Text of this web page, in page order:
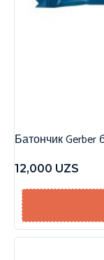
Батончик Gerber
12,000 UZS